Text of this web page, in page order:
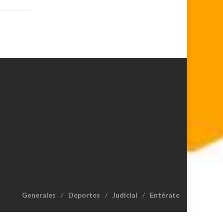
Generales Deportes Judicial Entérate